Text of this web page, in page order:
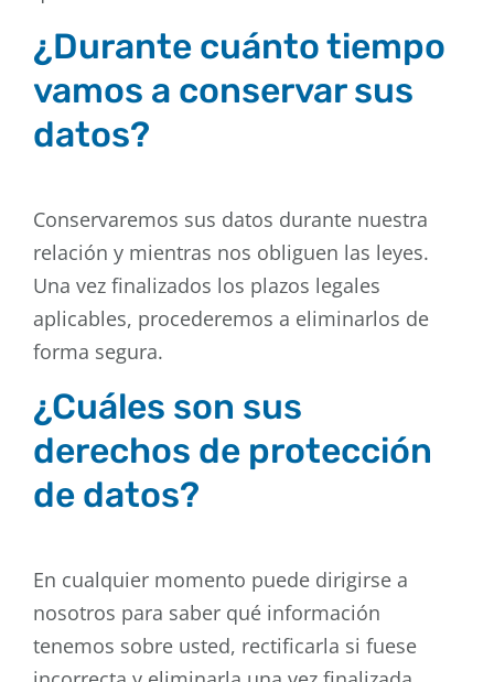
¿Durante cuánto tiempo
vamos a conservar sus
datos?
Conservaremos sus datos durante nuestra
relación y mientras nos obliguen las leyes.
Una vez finalizados los plazos legales
aplicables, procederemos a eliminarlos de
forma segura.
¿Cuáles son sus
derechos de protección
de datos?
En cualquier momento puede dirigirse a
nosotros para saber qué información
tenemos sobre usted, rectificarla si fuese